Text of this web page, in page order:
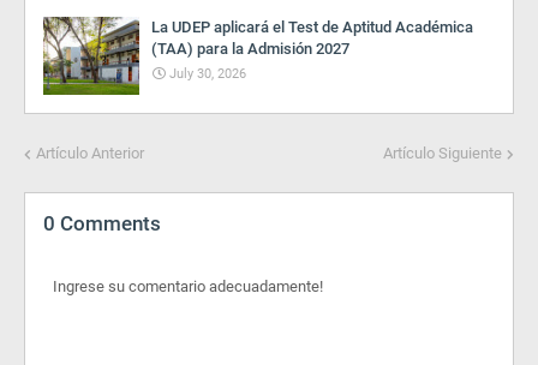
La UDEP aplicará el Test de Aptitud Académica
(TAA) para la Admisión 2027
July 30, 2026
Artículo Anterior Artículo Siguiente
0 Comments
Ingrese su comentario adecuadamente!